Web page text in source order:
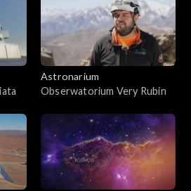
Astronarium
Obserwatorium Very Rubin